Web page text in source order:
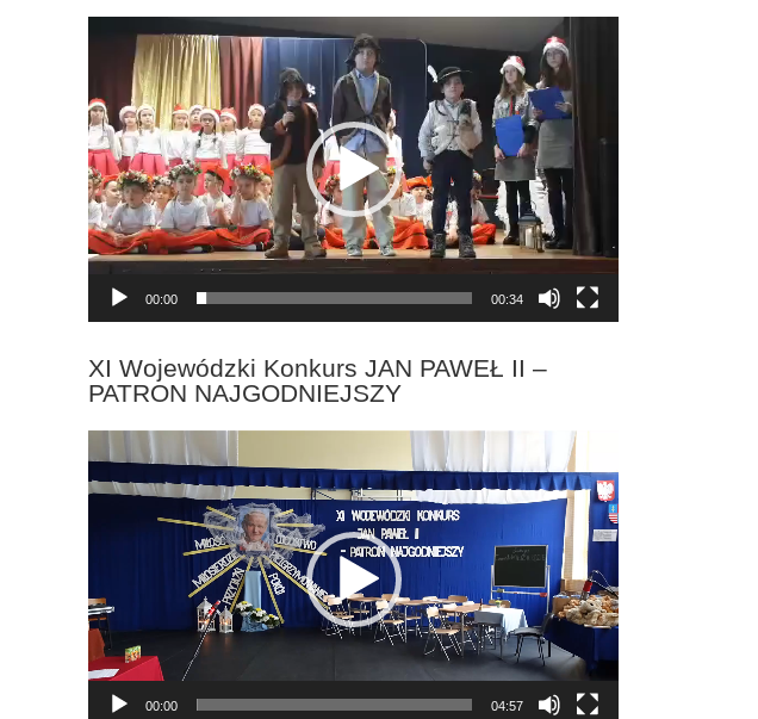
Odtwarzacz
00:00 00:34
XI Wojewódzki Konkurs JAN PAWEŁ II –
PATRON NAJGODNIEJSZY
Odtwarzacz
video
00:00 04:57